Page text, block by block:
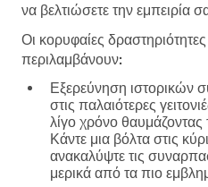
να βελτιώσετε την εμπειρία
Οι κορυφαίες
περιλαμβάνουν:
Εξερεύνηση ιστορικών
στις παλαιότερες
λίγο χρόνο θαυμάζοντας
Κάντε μια βόλτα στις
ανακαλύψτε τις
μερικά από τα πιο